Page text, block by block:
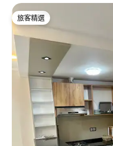
旅客精選
旅客精選